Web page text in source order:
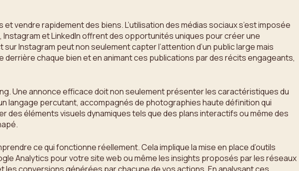
vendre rapidement des biens. L’utilisation des médias sociaux s’est imposée
et LinkedIn offrent des opportunités uniques pour créer une
Instagram peut non seulement capter l’attention d’un public large mais
chaque bien et en animant ces publications par des récits engageants,
Une annonce efficace doit non seulement présenter les caractéristiques du
langage percutant, accompagnés de photographies haute définition qui
éléments visuels dynamiques tels que des plans interactifs ou même des
ce qui fonctionne réellement. Cela implique la mise en place d’outils
Analytics pour votre site web ou même les insights proposés par les réseaux
conversions générées par chacune de vos actions. En analysant ces